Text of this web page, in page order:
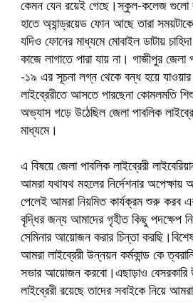
কেমন যেন রয়েই গেছে।স্কুল-কলেজ গুলো
হাতে অ্যান্ড্রয়েড ফোন আছে তারা
যদিও ফোনের মাধ্যমে মোবাইল ডাটায়
কাজে লাগাতে পারা যায় না। গাজীপুর জেলা
-১৯ এর সূচনা লগ্ন থেকে বন্ধ হয়ে যাওয়ার
লাইব্রেরীতে আসতে পারছেনা কোমলমতি
অভ্যাস গড়ে উঠেছিল জেলা পাবলিক
মাধ্যমে।
এ বিষয়ে জেলা পাবলিক লাইব্রেরী
আমরা যথাযথ মহলের নির্দেশনার অপেক্ষায়
পেলেই আমরা নিয়মিত কার্যক্রম শুরু করব
বৃদ্ধির জন্য আমাদের গৃহীত কিছু পদক্ষেপ
সেমিনার আয়োজন করার চিন্তা
আমরা লাইব্রেরী উন্নয়ন কর্মকান্ড কে
সভার আয়োজন করবো।এছাড়াও
লাইব্রেরী রয়েছে তাদের সবাইকে নিয়ে